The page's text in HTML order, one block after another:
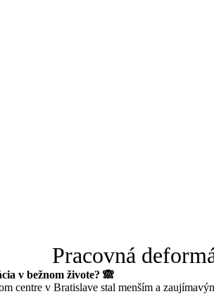
Pracovná
v bežnom živote? 🙈
centre v Bratislave stal menším a